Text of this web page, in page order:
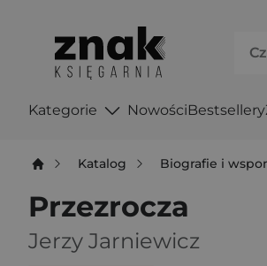
Kategorie NowościBestsellery
Katalog Biografie i
Przezrocza
Jerzy Jarniewicz